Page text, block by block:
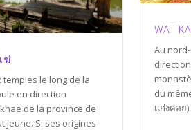
WAT
Au
du
แก่งคอย
ฆ่
temples le long de la
en direction
de la province de
jeune. Si ses origines